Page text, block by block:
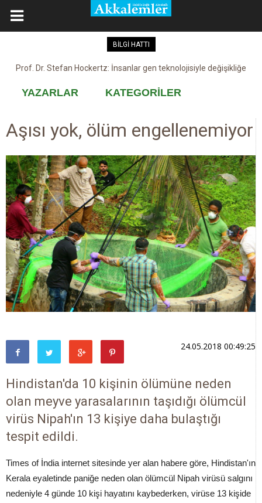
BİLGİ HATTI
Prof. Dr. Stefan Hockertz: İnsanlar gen teknolojisiyle değişikliğe
Kovid-19 aşısı, devşirme ve kobay!
YAZARLAR KATEGORİLER
Aşısı yok, ölüm engellenemiyor
24.05.2018 00:49:25
Hindistan'da 10 kişinin ölümüne neden
olan meyve yarasalarının taşıdığı ölümcül
virüs Nipah'ın 13 kişiye daha bulaştığı
tespit edildi.
Times of İndia internet sitesinde yer alan habere göre, Hindistan'ın
Kerala eyaletinde paniğe neden olan ölümcül Nipah virüsü salgını
nedeniyle 4 günde 10 kişi hayatını kaybederken, virüse 13 kişide